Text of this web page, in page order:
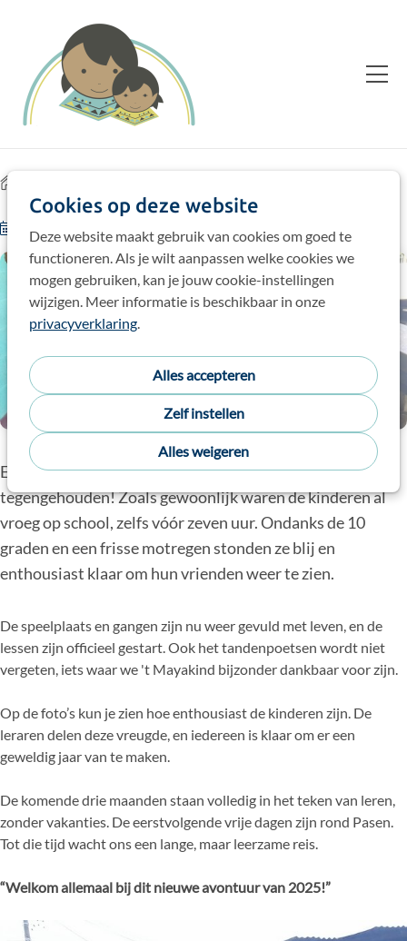
Cookies op deze website
Deze website maakt gebruik van cookies om goed te
functioneren. Als je wilt aanpassen welke cookies we
mogen gebruiken, kan je jouw cookie-instellingen
wijzigen. Meer informatie is beschikbaar in onze
privacyverklaring.
Alles accepteren
Zelf instellen
Alles weigeren
Een koude ochtend heeft de nieuwe avonturiers niet
tegengehouden! Zoals gewoonlijk waren de kinderen al
vroeg op school, zelfs vóór zeven uur. Ondanks de 10
graden en een frisse motregen stonden ze blij en
enthousiast klaar om hun vrienden weer te zien.
De speelplaats en gangen zijn nu weer gevuld met leven, en de
lessen zijn officieel gestart. Ook het tandenpoetsen wordt niet
vergeten, iets waar we 't Mayakind bijzonder dankbaar voor zijn.
Op de foto’s kun je zien hoe enthousiast de kinderen zijn. De
leraren delen deze vreugde, en iedereen is klaar om er een
geweldig jaar van te maken.
De komende drie maanden staan volledig in het teken van leren,
zonder vakanties. De eerstvolgende vrije dagen zijn rond Pasen.
Tot die tijd wacht ons een lange, maar leerzame reis.
“Welkom allemaal bij dit nieuwe avontuur van 2025!”